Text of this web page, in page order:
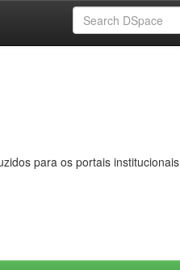
para os portais institucionais